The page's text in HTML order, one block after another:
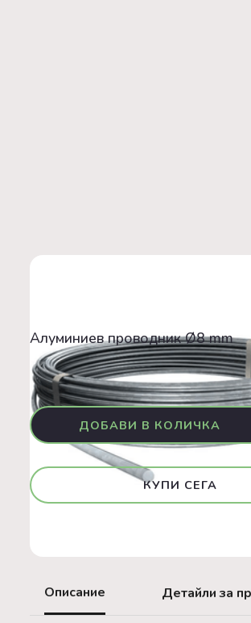
Алуминиев проводник Ø8 mm
1,56 €
КУПИ СЕГА
Описание Детайли за